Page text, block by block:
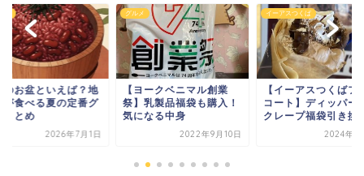
ークベニマル創業
乳製品福袋も購入！
る中身
2022年9月10日
イーアスつくば
【イーアスつくばフード
コート】ディッパーダン
クレープ福袋引き換え...
2024年2月9日
グルメ
【牛久】きたざわ製
のクロワッサンがデ
てさっくさくで美味
2024年11